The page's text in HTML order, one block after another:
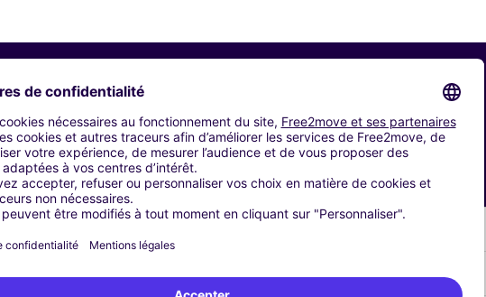
Agences similaires
OMER (P)